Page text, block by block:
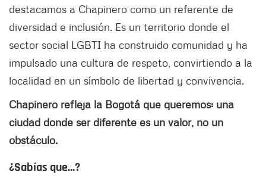
destacamos a Chapinero como un referente de
diversidad e inclusión. Es un territorio donde el
sector social LGBTI ha construido comunidad y ha
impulsado una cultura de respeto, convirtiendo a la
localidad en un símbolo de libertad y convivencia.
Chapinero refleja la Bogotá que queremos: una
ciudad donde ser diferente es un valor, no un
obstáculo.
¿Sabías que…?